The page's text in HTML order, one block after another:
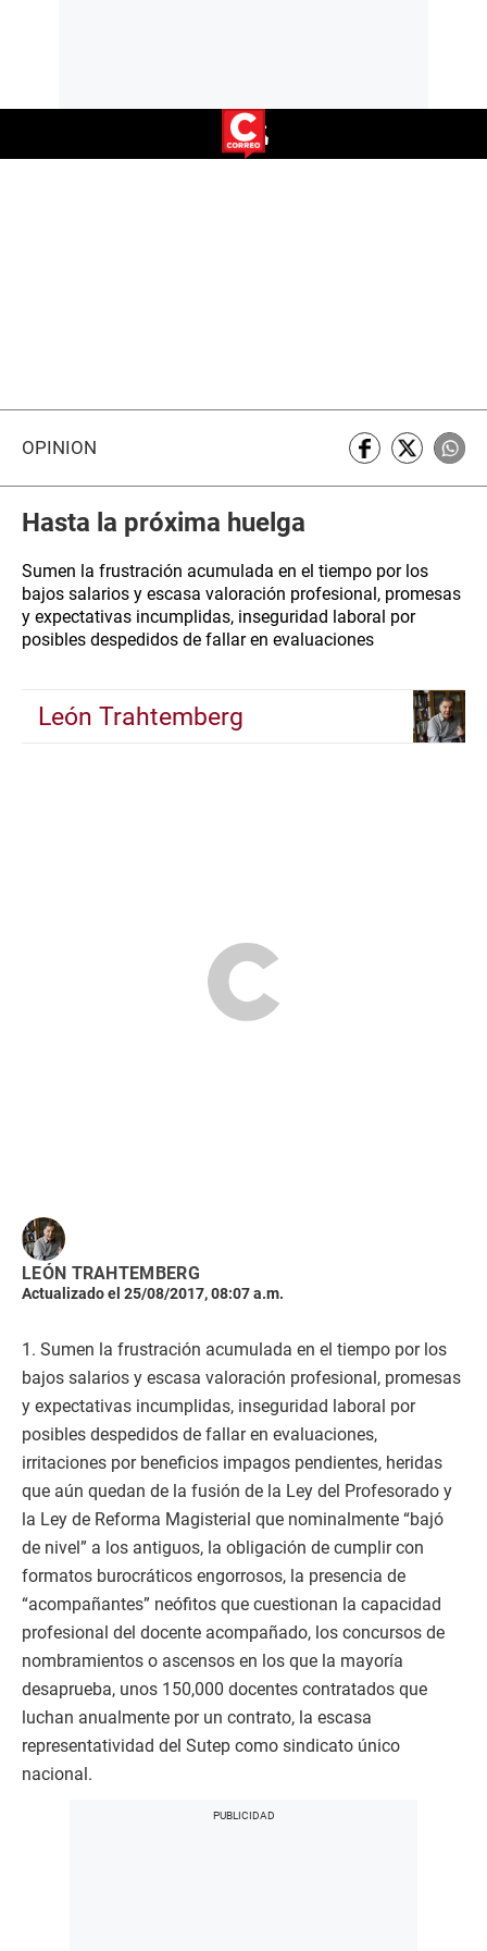
OPINIÓN
Hasta la próxima huelga
Sumen la frustración acumulada en el tiempo por los
bajos salarios y escasa valoración profesional, promesas
y expectativas incumplidas, inseguridad laboral por
posibles despedidos de fallar en evaluaciones
León Trahtemberg
LEÓN TRAHTEMBERG
Actualizado el 25/08/2017, 08:07 a.m.
1. Sumen la frustración acumulada en el tiempo por los
bajos salarios y escasa valoración profesional, promesas
y expectativas incumplidas, inseguridad laboral por
posibles despedidos de fallar en evaluaciones,
irritaciones por beneficios impagos pendientes, heridas
que aún quedan de la fusión de la Ley del Profesorado y
la Ley de Reforma Magisterial que nominalmente “bajó
de nivel” a los antiguos, la obligación de cumplir con
formatos burocráticos engorrosos, la presencia de
“acompañantes” neófitos que cuestionan la capacidad
profesional del docente acompañado, los concursos de
nombramientos o ascensos en los que la mayoría
desaprueba, unos 150,000 docentes contratados que
luchan anualmente por un contrato, la escasa
representatividad del Sutep como sindicato único
nacional.